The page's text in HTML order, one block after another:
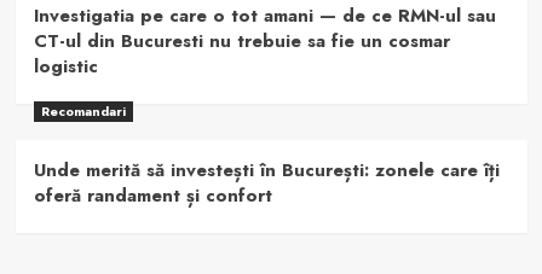
Investigatia pe care o tot amani — de ce RMN-ul sau
CT-ul din Bucuresti nu trebuie sa fie un cosmar
logistic
Recomandari
Unde merită să investești în București: zonele care îți
oferă randament și confort